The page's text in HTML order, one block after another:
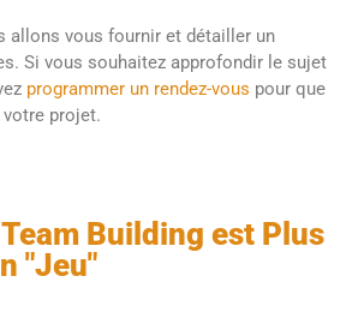
allons vous fournir et détailler un
Si vous souhaitez approfondir le sujet
programmer un rendez-vous pour que
projet.
Building est Plus
"Jeu"